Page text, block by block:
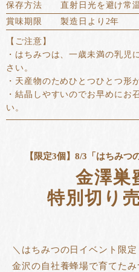
保存方法
直射日光を避け常
賞味期限
製造日より2年
【ご注意】
・はちみつは、一歳未満の乳児
さい。
・天産物のためひとつひとつ形
・結晶しやすいのでお早めにお
い。
【限定3個】8/3「はちみつ
金澤巣
特別切り
＼はちみつの日イベント限定
金沢の自社養蜂場で育てた